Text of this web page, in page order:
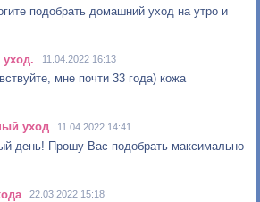
подобрать домашний уход на утро и
11.04.2022 16:13
мне почти 33 года) кожа
уход 11.04.2022 14:41
день! Прошу Вас подобрать максимально
22.03.2022 15:18